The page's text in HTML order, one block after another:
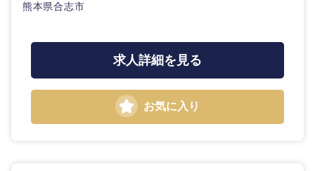
熊本県合志市
求人詳細を見る
お気に入り